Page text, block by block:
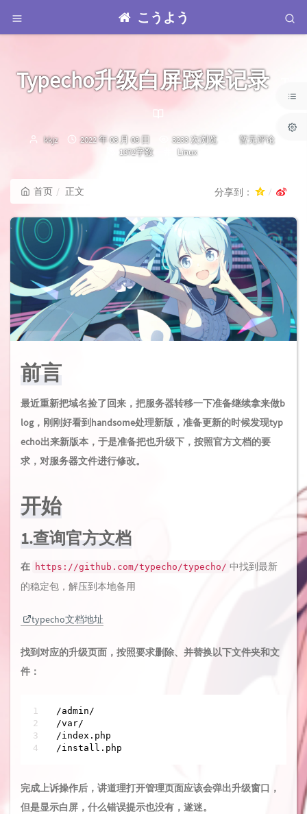
こうよう
Typecho升级白屏踩屎记录
博
kkjz
发
2022 年 08 月 08 日 3233 次浏览
暂无评论
1372字数
分
Linux
首页 正文 分享到：
前言
最近重新把域名捡了回来，把服务器转移一下准备继续拿来做b
log，刚刚好看到handsome处理新版，准备更新的时候发现typ
echo出来新版本，于是准备把也升级下，按照官方文档的要
求，对服务器文件进行修改。
开始
1.查询官方文档
在 https://github.com/typecho/typecho/ 中找到最新
的稳定包，解压到本地备用
typecho文档地址
找到对应的升级页面，按照要求删除、并替换以下文件夹和文
件：
/admin/
/var/
/index.php
/install.php
完成上诉操作后，讲道理打开管理页面应该会弹出升级窗口，
但是显示白屏，什么错误提示也没有，遂迷。